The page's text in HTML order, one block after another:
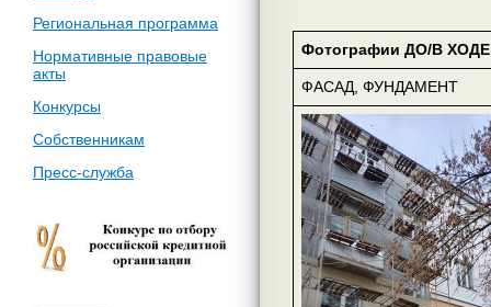
Региональная программа
Нормативные правовые
акты
Конкурсы
Собственникам
Пресс-служба
Фотографии ДО/В ХОДЕ
ФАСАД, ФУНДАМЕНТ